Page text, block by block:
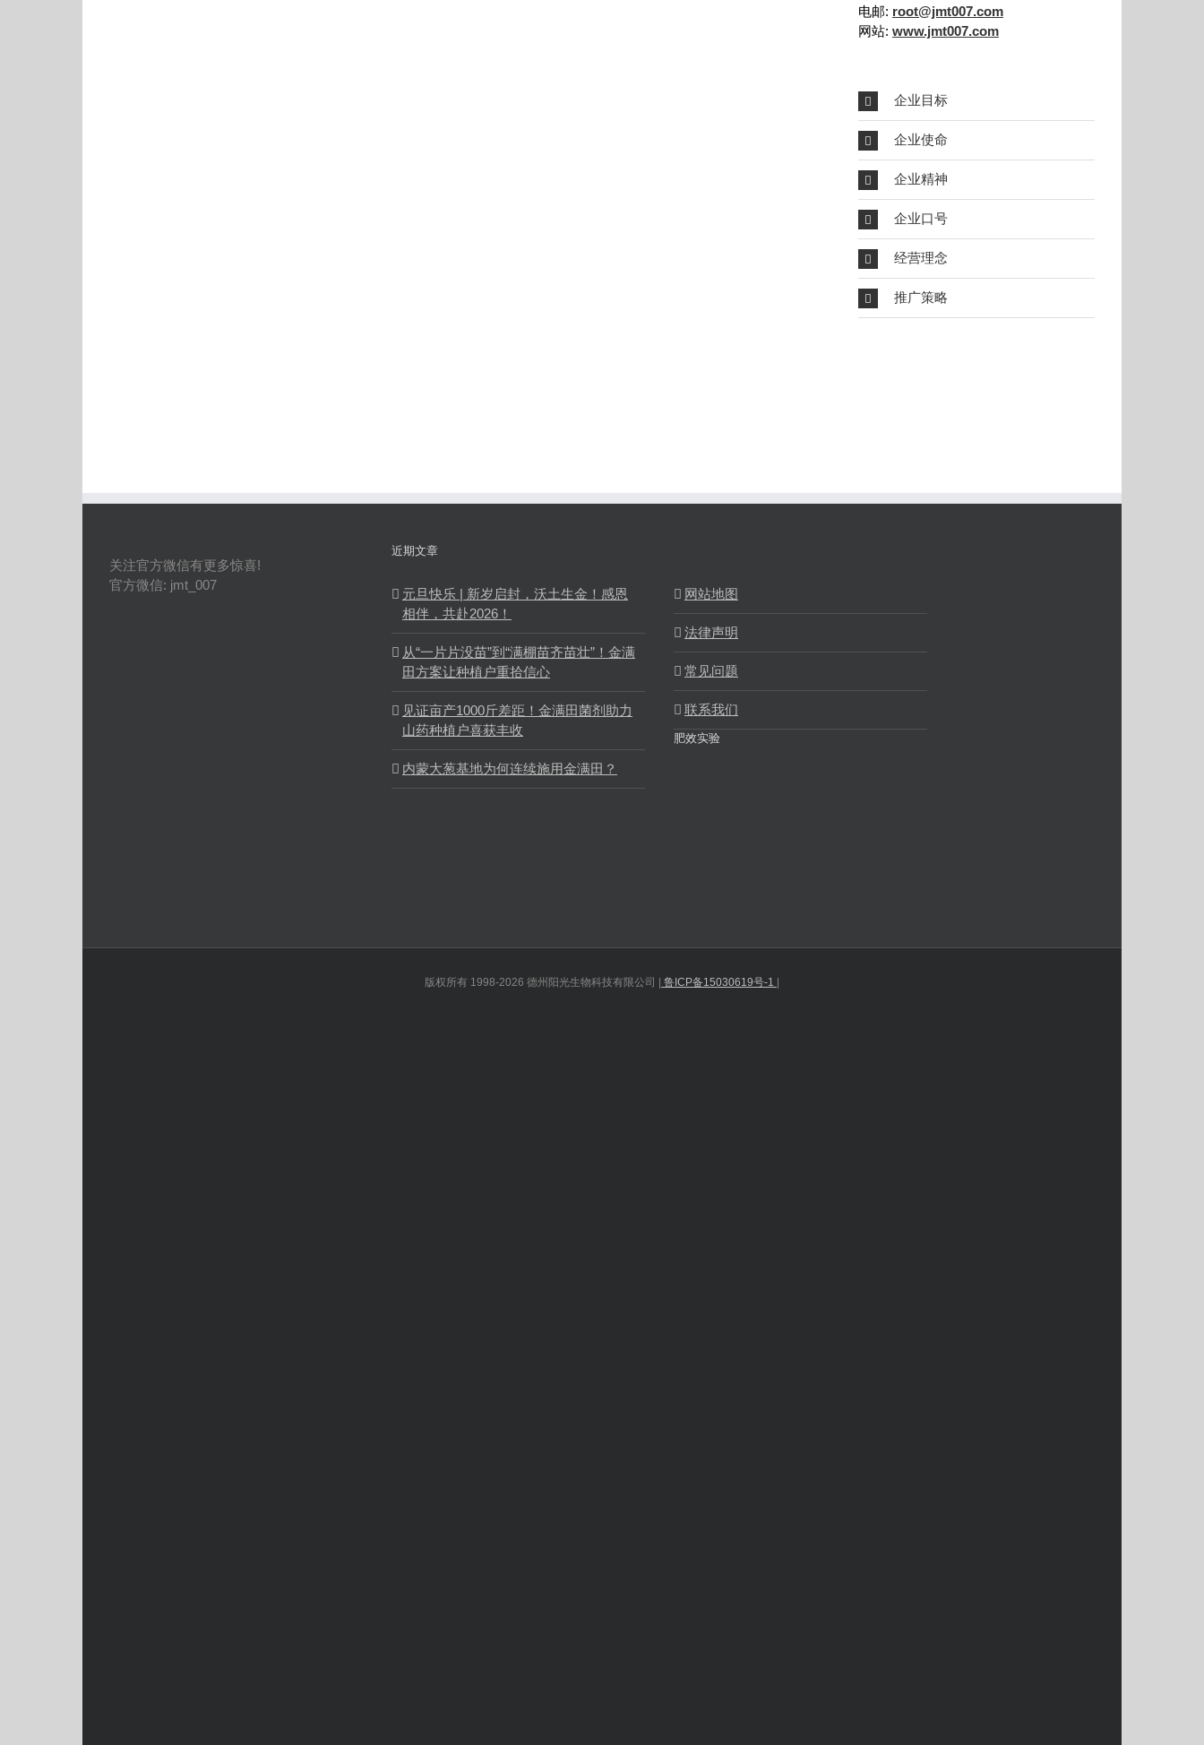
电邮: root@jmt007.com
网站: www.jmt007.com
企业目标
企业使命
企业精神
企业口号
经营理念
推广策略
关注官方微信有更多惊喜!
官方微信: jmt_007
近期文章
元旦快乐 | 新岁启封，沃土生金！感恩
相伴，共赴2026！
从“一片片没苗”到“满棚苗齐苗壮”！金满
田方案让种植户重拾信心
见证亩产1000斤差距！金满田菌剂助力
山药种植户喜获丰收
内蒙大葱基地为何连续施用金满田？
网站地图
法律声明
常见问题
联系我们
肥效实验
版权所有 1998-2026 德州阳光生物科技有限公司 | 鲁ICP备15030619号-1